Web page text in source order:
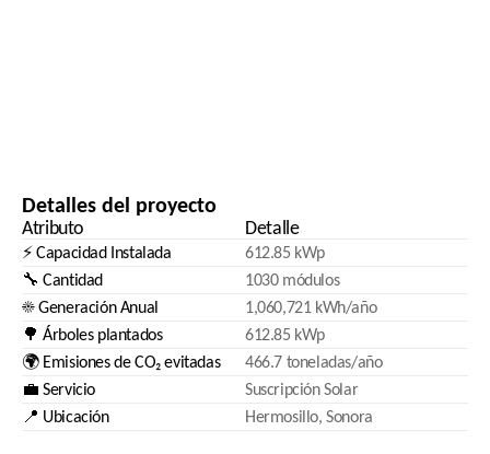
Detalles del proyecto
Atributo Detalle
⚡ Capacidad Instalada
612.85 kWp
🔧 Cantidad
1030 módulos
☀️ Generación Anual
1,060,721 kWh/año
🌳 Árboles plantados
612.85 kWp
🌍 Emisiones de CO₂ evitadas
466.7 toneladas/año
💼 Servicio
Suscripción Solar
📍 Ubicación
Hermosillo, Sonora